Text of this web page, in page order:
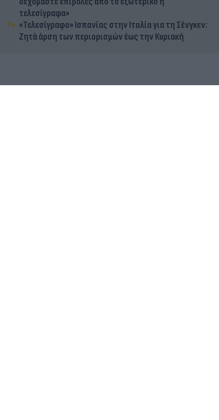
τελεσίγραφα»
«Τελεσίγραφο» Ισπανίας στην Ιταλία για τη Σένγκεν:
Ζητά άρση των περιορισμών έως την Κυριακή